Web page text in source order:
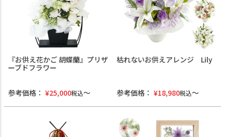
『お供え花かご 胡蝶蘭』プリザ
ーブドフラワー
参考価格： ¥25,000税込
枯れないお供えアレンジ Lily
参考価格： ¥18,980税込